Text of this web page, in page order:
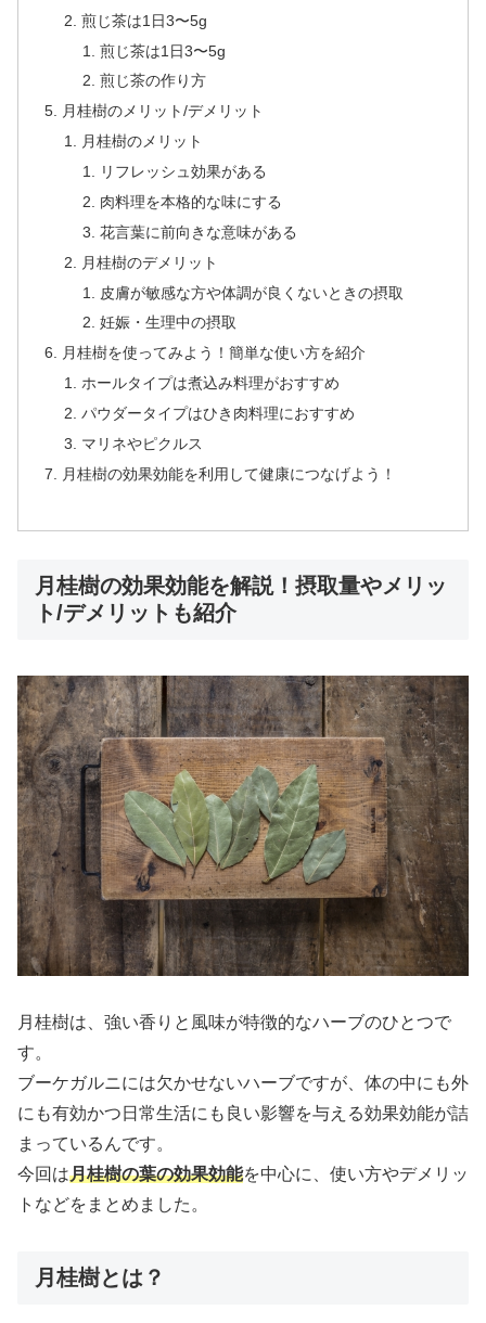
煎じ茶は1日3〜5g
煎じ茶は1日3〜5g
煎じ茶の作り方
月桂樹のメリット/デメリット
月桂樹のメリット
リフレッシュ効果がある
肉料理を本格的な味にする
花言葉に前向きな意味がある
月桂樹のデメリット
皮膚が敏感な方や体調が良くないときの摂取
妊娠・生理中の摂取
月桂樹を使ってみよう！簡単な使い方を紹介
ホールタイプは煮込み料理がおすすめ
パウダータイプはひき肉料理におすすめ
マリネやピクルス
月桂樹の効果効能を利用して健康につなげよう！
月桂樹の効果効能を解説！摂取量やメリッ
ト/デメリットも紹介
月桂樹は、強い香りと風味が特徴的なハーブのひとつで
す。
ブーケガルニには欠かせないハーブですが、体の中にも外
にも有効かつ日常生活にも良い影響を与える効果効能が詰
まっているんです。
今回は月桂樹の葉の効果効能を中心に、使い方やデメリッ
トなどをまとめました。
月桂樹とは？